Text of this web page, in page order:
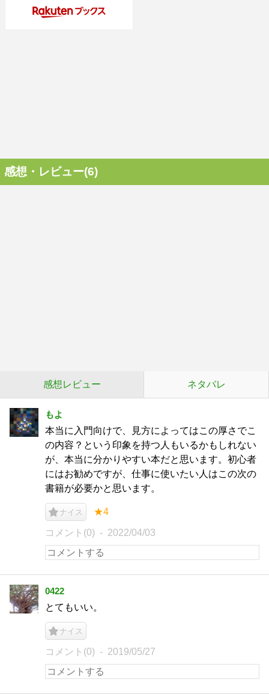
感想・レビュー(6)
感想レビュー ネタバレ
もよ
本当に入門向けで、見方によってはこの厚さでこ
の内容？という印象を持つ人もいるかもしれない
が、本当に分かりやすい本だと思います。初心者
にはお勧めですが、仕事に使いたい人はこの次の
書籍が必要かと思います。
ナイス ★4
コメント(0) 2022/04/03
0422
とてもいい。
ナイス
コメント(0) 2019/05/27